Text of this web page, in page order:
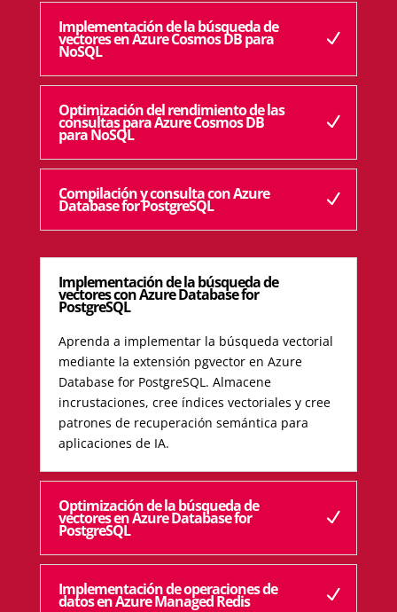
Implementación de la búsqueda de
vectores en Azure Cosmos DB para
NoSQL
Optimización del rendimiento de las
consultas para Azure Cosmos DB
para NoSQL
Compilación y consulta con Azure
Database for PostgreSQL
Implementación de la búsqueda de
vectores con Azure Database for
PostgreSQL
Aprenda a implementar la búsqueda vectorial
mediante la extensión pgvector en Azure
Database for PostgreSQL. Almacene
incrustaciones, cree índices vectoriales y cree
patrones de recuperación semántica para
aplicaciones de IA.
Optimización de la búsqueda de
vectores en Azure Database for
PostgreSQL
Implementación de operaciones de
datos en Azure Managed Redis